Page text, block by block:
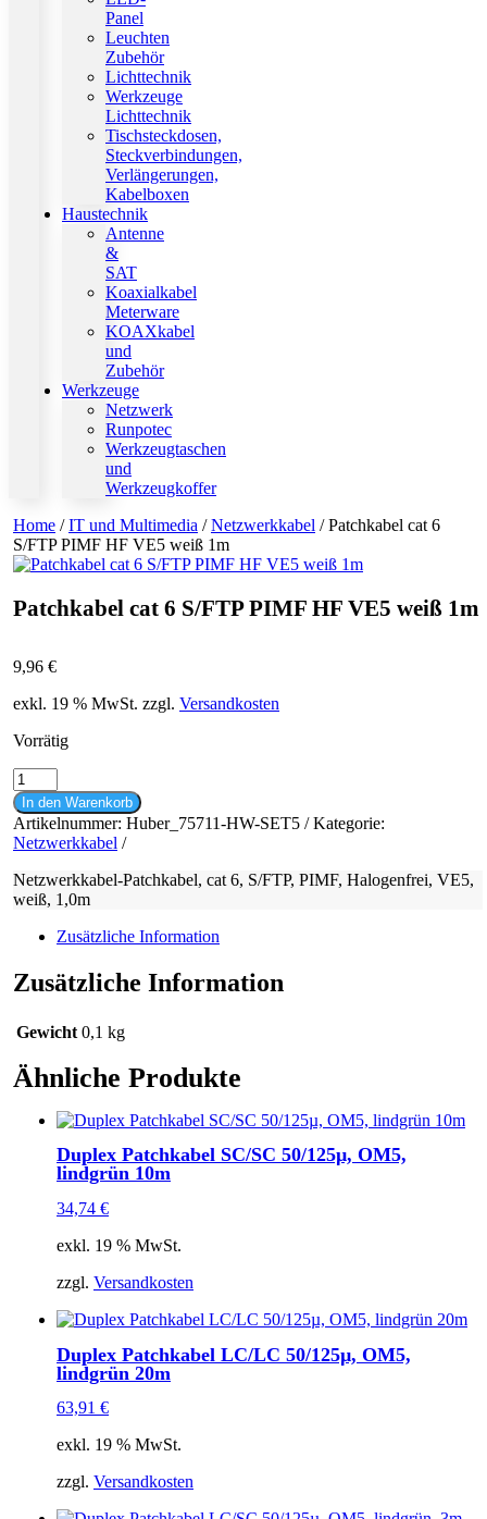
Panel
Leuchten
Zubehör
Lichttechnik
Werkzeuge
Lichttechnik
Tischsteckdosen,
Steckverbindungen,
Verlängerungen,
Kabelboxen
Haustechnik
Antenne
&
SAT
Koaxialkabel
Meterware
KOAXkabel
und
Zubehör
Werkzeuge
Netzwerk
Runpotec
Werkzeugtaschen
und
Werkzeugkoffer
Home /IT und Multimedia /Netzwerkkabel / Patchkabel cat 6
S/FTP PIMF HF VE5 weiß 1m
Patchkabel cat 6 S/FTP PIMF HF VE5 weiß 1m
9,96 €
exkl. 19 % MwSt. zzgl. Versandkosten
Vorrätig
Patchkabel
cat
6
S/FTP
PIMF
HF
VE5
In den Warenkorb
Artikelnummer: Huber_75711-HW-SET5
Kategorie:
Netzwerkkabel
Netzwerkkabel-Patchkabel, cat 6, S/FTP, PIMF, Halogenfrei, VE5,
weiß, 1,0m
Zusätzliche Information
Zusätzliche Information
Gewicht 0,1 kg
Ähnliche Produkte
Duplex Patchkabel SC/SC 50/125µ, OM5,
lindgrün 10m
34,74 €
exkl. 19 % MwSt.
zzgl. Versandkosten
Duplex Patchkabel LC/LC 50/125µ, OM5,
lindgrün 20m
63,91 €
exkl. 19 % MwSt.
zzgl. Versandkosten